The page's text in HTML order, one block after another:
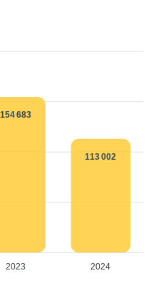
154 683
113 002
2023 2024